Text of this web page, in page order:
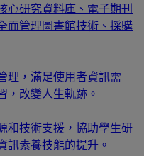
心研究資料庫、電子期刊
面管理圖書館技術、採購
理，滿足使用者資訊需
，改變人生軌跡。
和技術支援，協助學生研
訊素養技能的提升。